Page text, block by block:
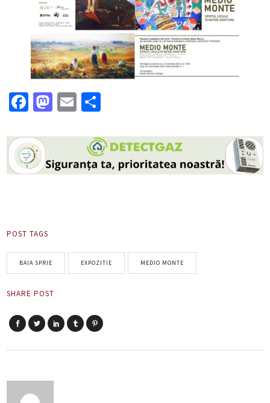
Facebook
Mastodon
Email
POST TAGS
BAIA SPRIE EXPOZITIE MEDIO MONTE
SHARE POST